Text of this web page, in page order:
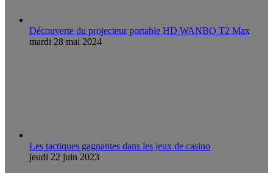
Découverte du projecteur portable HD WANBO T2 Max
mardi 28 mai 2024
Les tactiques gagnantes dans les jeux de casino
jeudi 22 juin 2023